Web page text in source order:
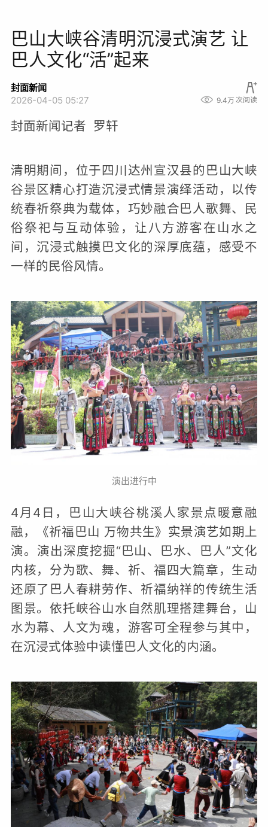
巴山大峡谷清明沉浸式演艺 让
巴人文化“活”起来
封面新闻
2026-04-05 05:27
9.4万 次阅读
封面新闻记者 罗轩
清明期间，位于四川达州宣汉县的巴山大峡
谷景区精心打造沉浸式情景演绎活动，以传
统春祈祭典为载体，巧妙融合巴人歌舞、民
俗祭祀与互动体验，让八方游客在山水之
间，沉浸式触摸巴文化的深厚底蕴，感受不
一样的民俗风情。
演出进行中
4月4日，巴山大峡谷桃溪人家景点暖意融
融，《祈福巴山 万物共生》实景演艺如期上
演。演出深度挖掘“巴山、巴水、巴人”文化
内核，分为歌、舞、祈、福四大篇章，生动
还原了巴人春耕劳作、祈福纳祥的传统生活
图景。依托峡谷山水自然肌理搭建舞台，山
水为幕、人文为魂，游客可全程参与其中，
在沉浸式体验中读懂巴人文化的内涵。